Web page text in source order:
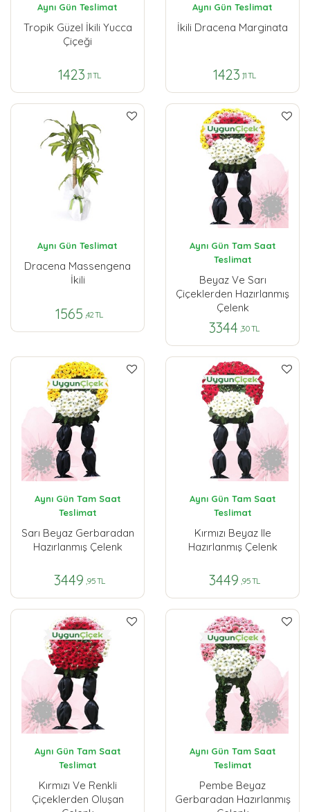
Aynı Gün Teslimat
Tropik Güzel İkili Yucca
Çiçeği
1423 ,11 TL
Aynı Gün Teslimat
İkili Dracena Marginata
1423 ,11 TL
Aynı Gün Teslimat
Dracena Massengena
İkili
1565 ,42 TL
Aynı Gün Tam Saat
Teslimat
Beyaz Ve Sarı
Çiçeklerden Hazırlanmış
Çelenk
3344 ,30 TL
Aynı Gün Tam Saat
Teslimat
Sarı Beyaz Gerbaradan
Hazırlanmış Çelenk
3449 ,95 TL
Aynı Gün Tam Saat
Teslimat
Kırmızı Beyaz Ile
Hazırlanmış Çelenk
3449 ,95 TL
Aynı Gün Tam Saat
Teslimat
Kırmızı Ve Renkli
Çiçeklerden Oluşan
Aynı Gün Tam Saat
Teslimat
Pembe Beyaz
Gerbaradan Hazırlanmış